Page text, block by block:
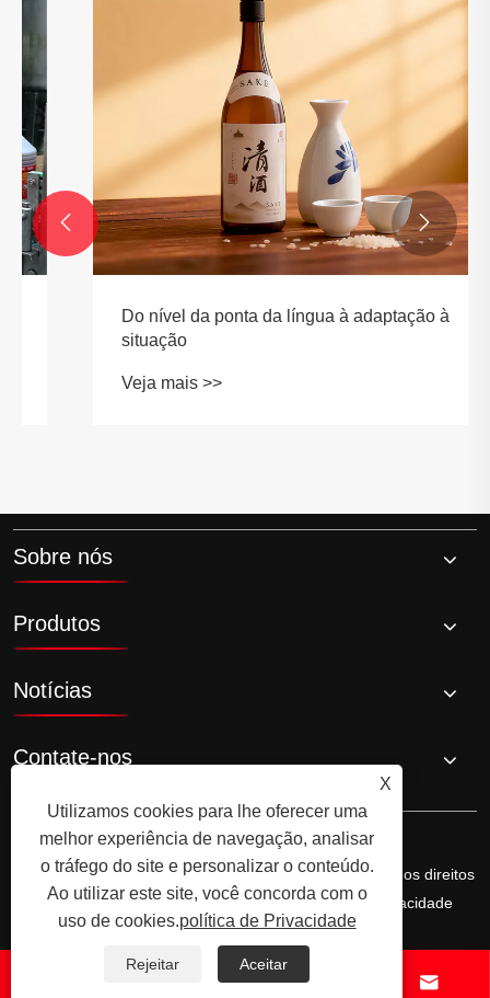
Do nível da ponta da língua à adaptação à
situação
Veja mais >>
 
Sobre nós
Produtos
Notícias
Contate-nos
Copyright © 2026 Ningbo Ala Rice Wine Co., Ltd. Todos os direitos
reservados. Links Sitemap RSS XML política de Privacidade
 
X
Utilizamos cookies para lhe oferecer uma
melhor experiência de navegação, analisar
o tráfego do site e personalizar o conteúdo.
Ao utilizar este site, você concorda com o
uso de cookies.política de Privacidade
Rejeitar Aceitar